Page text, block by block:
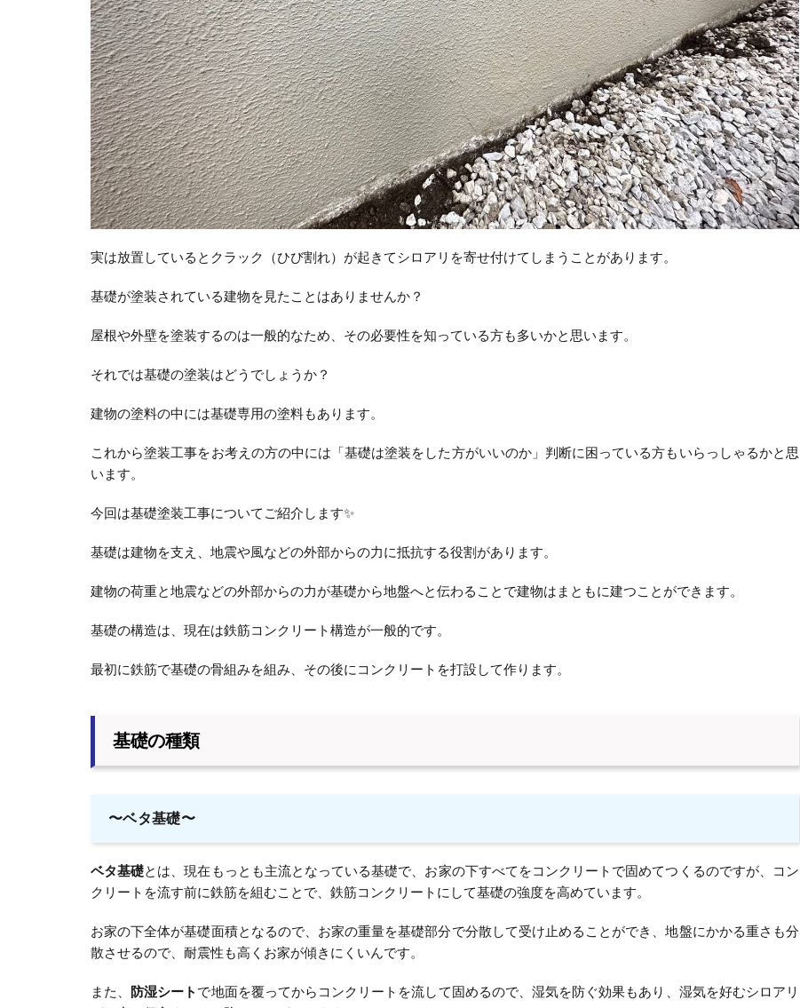
実は放置しているとクラック（ひび割れ）が起きてシロアリを寄せ付けてしまうことがあります。
基礎が塗装されている建物を見たことはありませんか？
屋根や外壁を塗装するのは一般的なため、その必要性を知っている方も多いかと思います。
それでは基礎の塗装はどうでしょうか？
建物の塗料の中には基礎専用の塗料もあります。
これから塗装工事をお考えの方の中には「基礎は塗装をした方がいいのか」判断に困っている方もいらっしゃるかと思
います。
今回は基礎塗装工事についてご紹介します✨
基礎は建物を支え、地震や風などの外部からの力に抵抗する役割があります。
建物の荷重と地震などの外部からの力が基礎から地盤へと伝わることで建物はまともに建つことができます。
基礎の構造は、現在は鉄筋コンクリート構造が一般的です。
最初に鉄筋で基礎の骨組みを組み、その後にコンクリートを打設して作ります。
基礎の種類
〜ベタ基礎〜
ベタ基礎とは、現在もっとも主流となっている基礎で、お家の下すべてをコンクリートで固めてつくるのですが、コン
クリートを流す前に鉄筋を組むことで、鉄筋コンクリートにして基礎の強度を高めています。
お家の下全体が基礎面積となるので、お家の重量を基礎部分で分散して受け止めることができ、地盤にかかる重さも分
散させるので、耐震性も高くお家が傾きにくいんです。
また、 防湿シート で地面を覆ってからコンクリートを流して固めるので、湿気を防ぐ効果もあり、湿気を好むシロアリ